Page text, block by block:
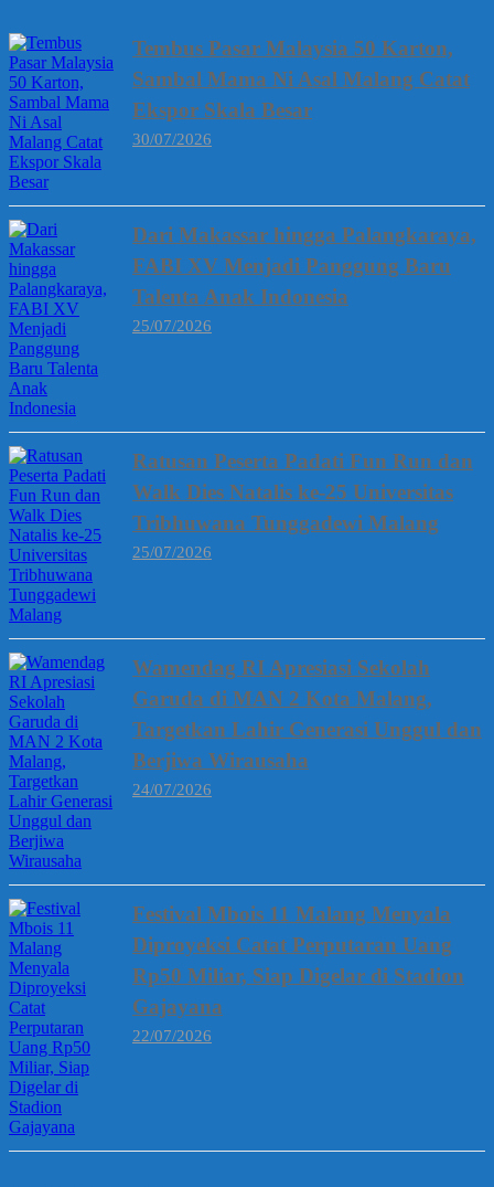
Tembus Pasar Malaysia 50 Karton,
Sambal Mama Ni Asal Malang Catat
Ekspor Skala Besar
30/07/2026
Dari Makassar hingga Palangkaraya,
FABI XV Menjadi Panggung Baru
Talenta Anak Indonesia
25/07/2026
Ratusan Peserta Padati Fun Run dan
Walk Dies Natalis ke-25 Universitas
Tribhuwana Tunggadewi Malang
25/07/2026
Wamendag RI Apresiasi Sekolah
Garuda di MAN 2 Kota Malang,
Targetkan Lahir Generasi Unggul dan
Berjiwa Wirausaha
24/07/2026
Festival Mbois 11 Malang Menyala
Diproyeksi Catat Perputaran Uang
Rp50 Miliar, Siap Digelar di Stadion
Gajayana
22/07/2026